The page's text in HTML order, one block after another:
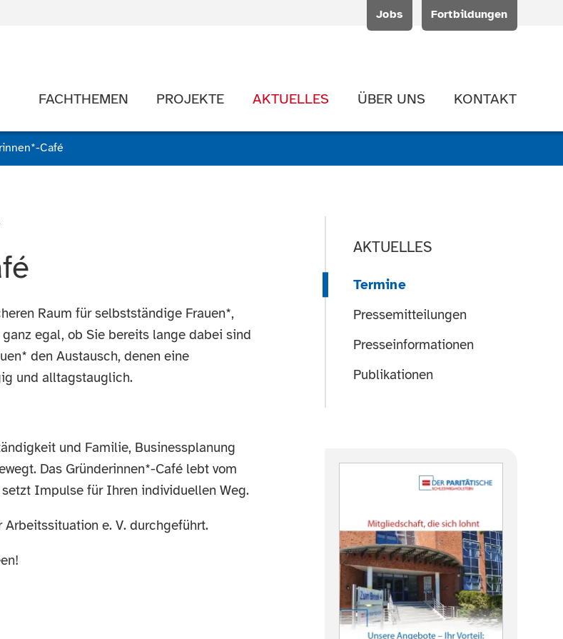
Jobs Fortbildungen
FACHTHEMEN PROJEKTE AKTUELLES ÜBER UNS KONTAKT
Café
Raum für selbstständige Frauen*,
egal, ob Sie bereits lange dabei sind
den Austausch, denen eine
und alltagstauglich.
und Familie, Businessplanung
Das Gründerinnen*-Café lebt vom
Impulse für Ihren individuellen Weg.
e. V. durchgeführt.
AKTUELLES
Termine
Pressemitteilungen
Presseinformationen
Publikationen